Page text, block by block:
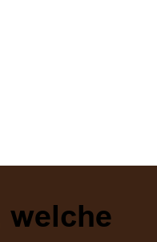
welche